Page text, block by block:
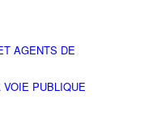
AGENTS DE
PUBLIQUE